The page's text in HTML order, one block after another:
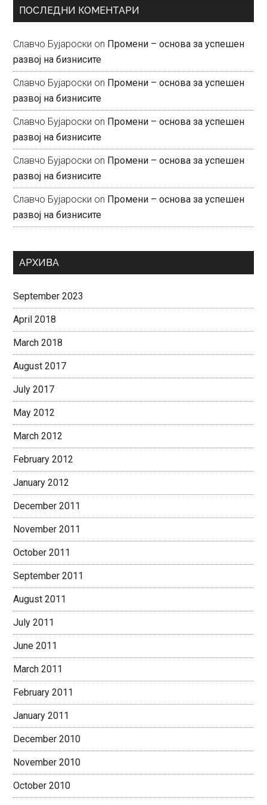
ПОСЛЕДНИ КОМЕНТАРИ
Славчо Бујароски on Промени – основа за успешен
развој на бизнисите
Славчо Бујароски on Промени – основа за успешен
развој на бизнисите
Славчо Бујароски on Промени – основа за успешен
развој на бизнисите
Славчо Бујароски on Промени – основа за успешен
развој на бизнисите
Славчо Бујароски on Промени – основа за успешен
развој на бизнисите
АРХИВА
September 2023
April 2018
March 2018
August 2017
July 2017
May 2012
March 2012
February 2012
January 2012
December 2011
November 2011
October 2011
September 2011
August 2011
July 2011
June 2011
March 2011
February 2011
January 2011
December 2010
November 2010
October 2010